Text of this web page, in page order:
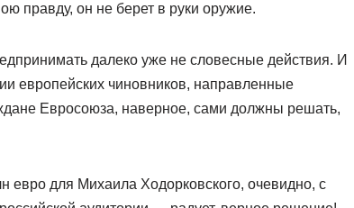
правду, он не берет в руки оружие.
далеко уже не словесные действия. И
европейских чиновников, направленные
Евросоюза, наверное, сами должны решать,
евро для Михаила Ходорковского, очевидно, с